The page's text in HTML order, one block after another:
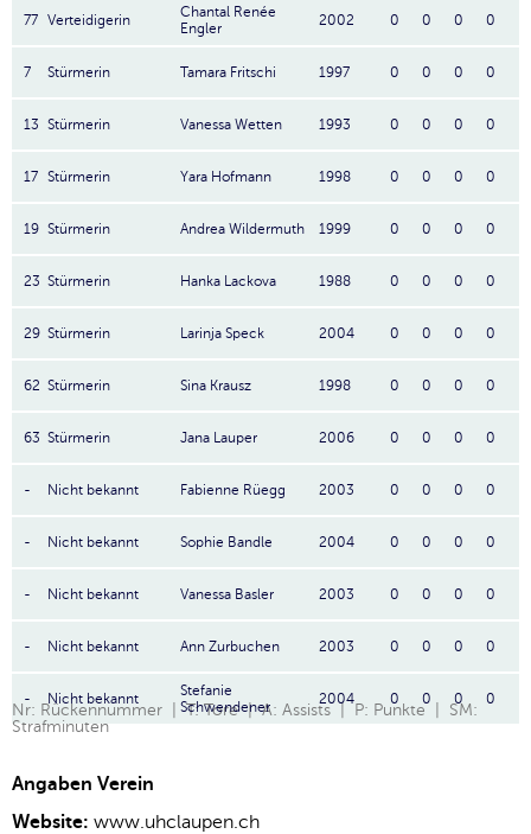
77 Verteidigerin
Chantal Renée
Engler
2002 0 0 0 0
7 Stürmerin Tamara Fritschi 1997 0 0 0 0
13 Stürmerin Vanessa Wetten 1993 0 0 0 0
17 Stürmerin Yara Hofmann 1998 0 0 0 0
19 Stürmerin Andrea Wildermuth 1999 0 0 0 0
23 Stürmerin Hanka Lackova 1988 0 0 0 0
29 Stürmerin Larinja Speck 2004 0 0 0 0
62 Stürmerin Sina Krausz 1998 0 0 0 0
63 Stürmerin Jana Lauper 2006 0 0 0 0
- Nicht bekannt Fabienne Rüegg 2003 0 0 0 0
- Nicht bekannt Sophie Bandle 2004 0 0 0 0
- Nicht bekannt Vanessa Basler 2003 0 0 0 0
- Nicht bekannt Ann Zurbuchen 2003 0 0 0 0
- Nicht bekannt
Stefanie
Schwendener
2004 0 0 0 0
Nr: Rückennummer | T: Tore | A: Assists | P: Punkte | SM:
Strafminuten
Angaben Verein
Website: www.uhclaupen.ch